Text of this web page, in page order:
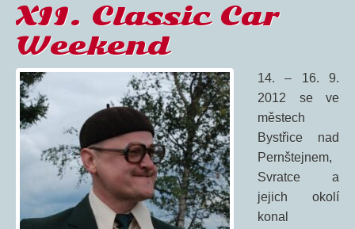
XII. Classic Car
Weekend
14. – 16. 9.
2012 se ve
městech
Bystřice nad
Pernštejnem,
Svratce a
jejich okolí
konal